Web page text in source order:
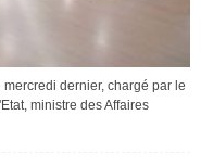
dernier, chargé par le
ministre des Affaires